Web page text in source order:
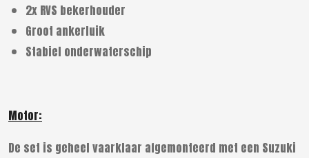
2x RVS bekerhouder
Groot ankerluik
Stabiel onderwaterschip
Motor:
De set is geheel vaarklaar afgemonteerd met een Suzuki